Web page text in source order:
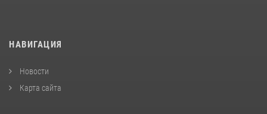
НАВИГАЦИЯ
Новости
Карта сайта